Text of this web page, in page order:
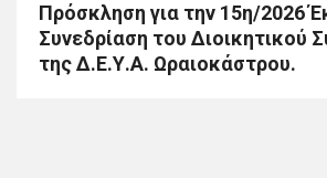
Πρόσκληση για την 15η/2026
Συνεδρίαση του Διοικητικού
της Δ.Ε.Υ.Α. Ωραιοκάστρου.